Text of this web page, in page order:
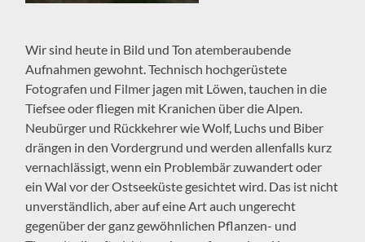
Wir sind heute in Bild und Ton atemberaubende
Aufnahmen gewohnt. Technisch hochgerüstete
Fotografen und Filmer jagen mit Löwen, tauchen in die
Tiefsee oder fliegen mit Kranichen über die Alpen.
Neubürger und Rückkehrer wie Wolf, Luchs und Biber
drängen in den Vordergrund und werden allenfalls kurz
vernachlässigt, wenn ein Problembär zuwandert oder
ein Wal vor der Ostseeküste gesichtet wird. Das ist nicht
unverständlich, aber auf eine Art auch ungerecht
gegenüber der ganz gewöhnlichen Pflanzen- und